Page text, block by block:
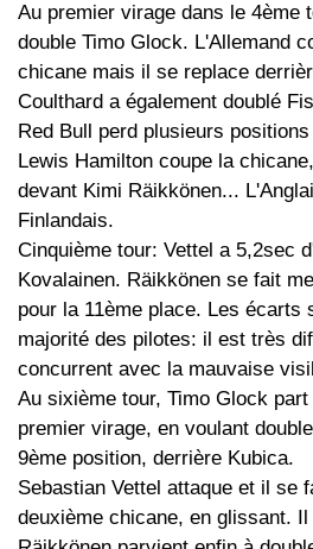
Au premier virage dans le 4ème
double Timo Glock. L'Allemand
chicane mais il se replace
Coulthard a également doublé
Red Bull perd plusieurs
Lewis Hamilton coupe la
devant Kimi Räikkönen...
Finlandais.
Cinquième tour: Vettel a 5,2sec
Kovalainen. Räikkönen se fait
pour la 11ème place. Les écarts
majorité des pilotes: il est très
concurrent avec la mauvaise
Au sixième tour, Timo Glock
premier virage, en voulant
9ème position, derrière Kubica.
Sebastian Vettel attaque et il se
deuxième chicane, en glissant.